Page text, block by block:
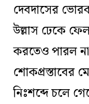
দেবদাসের
উল্লাস ঢেকে
করতেও পারল
শোকপ্রস্তাবের
নিঃশব্দে চলে